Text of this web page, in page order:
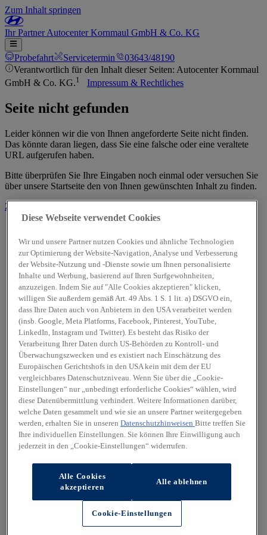
Zum Inhalt springen
IhrPartnerAutocenter Kornmaul GmbH & Co. KG
Probefahrt Servicetermin
03643/48190
Verantwortlich für den Inhalt dieser Seiten: Autocenter Kornmaul
GmbH & Co. KG.1 Impressum & Rechtliches
Seite nicht gefunden
Leider können wir die von Ihnen angeforderte Seite nicht finden.
Das könnte daran liegen, dass Sie eine falsche oder eine veraltete
URL aufgerufen haben.
Bitte überprüfen Sie Ihre Eingaben noch einmal oder versuchen Sie
über unsere Startseite den von Ihnen gewünschten Inhalt zu finden.
Zur Startseite
Diese Webseite verwendet Cookies
Wir und unsere Partner nutzen Cookies und ähnliche Technologien
zur Optimierung der Website-Navigation, Analyse und Verbesserung
der Website-Nutzung und -Dienste sowie um Ihnen personalisierte
Inhalte und Werbung, basierend auf Ihren Surfgewohnheiten,
anzuzeigen. Indem Sie auf "Alle Cookies akzeptieren" klicken,
willigen Sie außerdem gemäß Art. 49 Abs. 1 S. 1 lit. a) DSGVO ein,
dass Ihre Daten auch von Anbietern in den USA verarbeitet werden
(insb. Google, Meta Platforms, Facebook, Pinterest, YouTube,
LinkedIn, Instagram und Twitter). Es besteht das Risiko der
Verarbeitung Ihrer Daten durch US-Behörden zu Kontroll- und
Überwachungszwecken und es existiert nach Einschätzung des
Europäischen Gerichtshofs in den USA kein mit dem der EU
vergleichbares Datenschutzniveau. Wenn Sie über die „Cookie-
Einstellungen“ nur „unbedingt erforderliche Cookies“ wählen, wird
diese Datenübermittlung verhindert. Weitere Informationen darüber,
welche Daten gesammelt und wie sie an unsere Partner weitergegeben
werden, erhalten Sie in unseren Datenschutzhinweisen Bitte treffen Sie
Ihre individuellen Einstellungen. Sie können Ihre Einwilligung auch
jederzeit in den „Cookie-Einstellungen“ widerrufen.
Alle Cookies
akzeptieren
Alle ablehnen
Cookie-Einstellungen